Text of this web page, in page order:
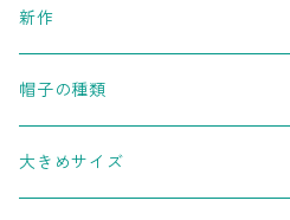
新作
潰れたシルクハット
重ね着のすゝめ
帽子の種類
キャップ
大きめサイズ